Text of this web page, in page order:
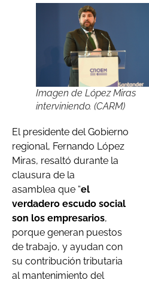
Imagen de López Miras
interviniendo. (CARM)
El presidente del Gobierno
regional, Fernando López
Miras, resaltó durante la
clausura de la
asamblea que “el
verdadero escudo social
son los empresarios,
porque generan puestos
de trabajo, y ayudan con
su contribución tributaria
al mantenimiento del